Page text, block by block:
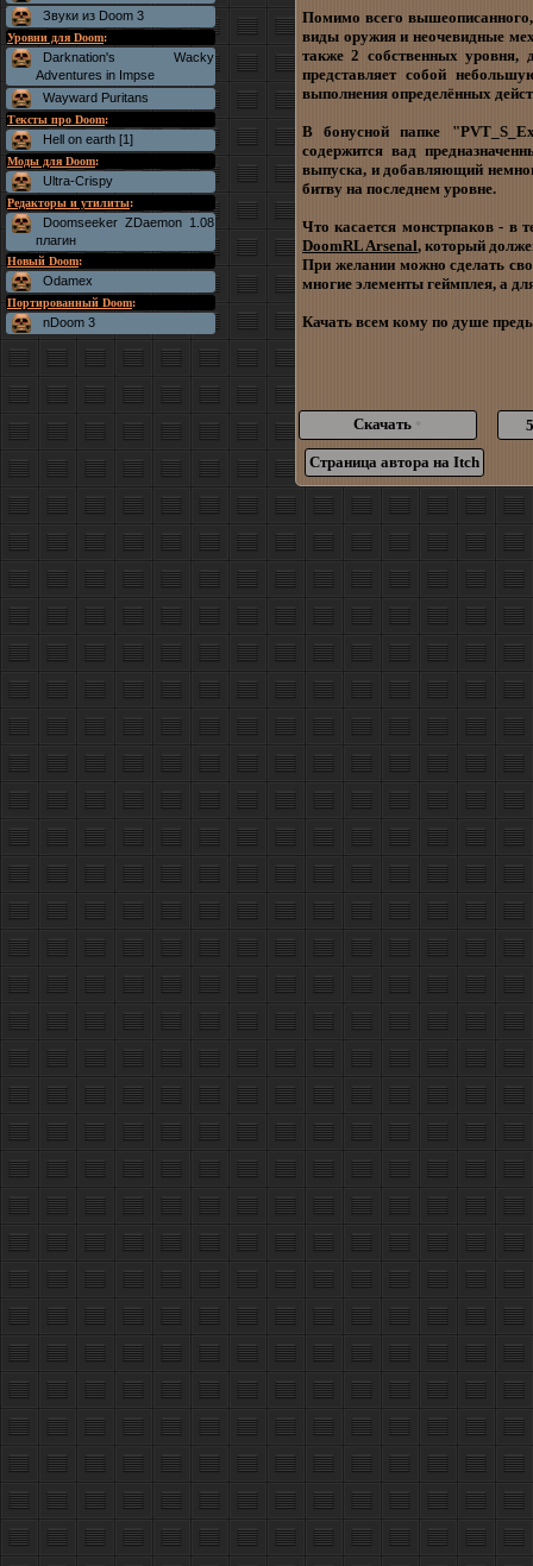
Звуки из Doom 3
Уровни для Doom:
Darknation's Wacky
Adventures in Impse
Wayward Puritans
Тексты про Doom:
Hell on earth [1]
Моды для Doom:
Ultra-Crispy
Редакторы и утилиты:
Doomseeker ZDaemon 1.08
плагин
Новый Doom:
Odamex
Портированный Doom:
nDoom 3
Помимо всего
виды оружия и неочевидные
также 2 собственных уровня,
представляет собой
выполнения определённых
В бонусной папке
содержится вад
выпуска, и добавляющий
битву на последнем уровне.
Что касается монстрпаков - в
DoomRL Arsenal, который
При желании можно сделать
многие элементы геймплея, а
Качать всем кому по душе
Скачать *
Страница автора на Itch